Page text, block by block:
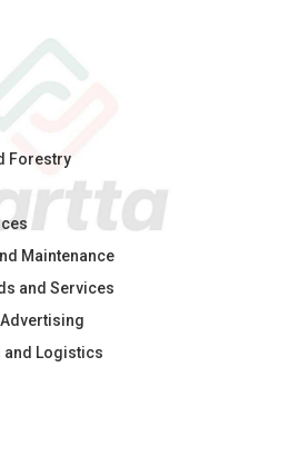
Forestry
Maintenance
and Services
and Logistics